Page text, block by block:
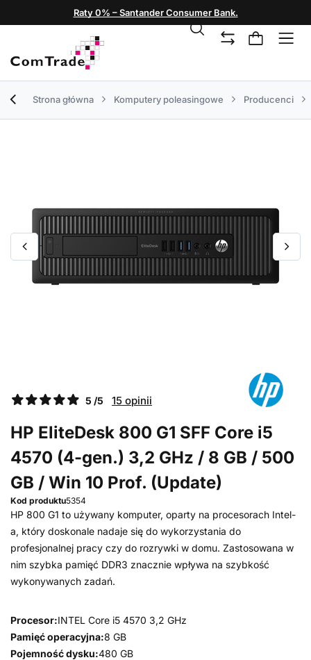
Raty 0% – Santander Consumer Bank.
Strona główna Komputery poleasingowe Producenci
5 /5 15 opinii
HP EliteDesk 800 G1 SFF Core i5
4570 (4-gen.) 3,2 GHz / 8 GB / 500
GB / Win 10 Prof. (Update)
Kod produktu5354
HP 800 G1 to używany komputer, oparty na procesorach Intel-
a, który doskonale nadaje się do wykorzystania do
profesjonalnej pracy czy do rozrywki w domu. Zastosowana w
nim szybka pamięć DDR3 znacznie wpływa na szybkość
wykonywanych zadań.
Procesor:INTEL Core i5 4570 3,2 GHz
Pamięć operacyjna:8 GB
Pojemność dysku:480 GB